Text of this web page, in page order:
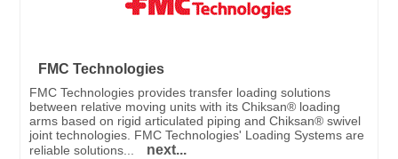
FMC Technologies
FMC Technologies provides transfer loading solutions
between relative moving units with its Chiksan® loading
arms based on rigid articulated piping and Chiksan® swivel
joint technologies. FMC Technologies' Loading Systems are
reliable solutions...
next...